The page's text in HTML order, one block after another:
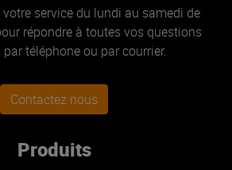
service du lundi au samedi de
répondre à toutes vos questions
téléphone ou par courrier.
Contactez nous
Produits